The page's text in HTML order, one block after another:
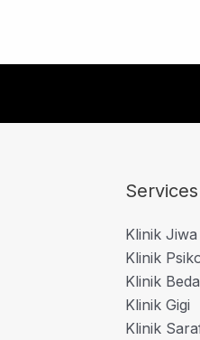
Services
Klinik Jiwa
Klinik
Klinik
Klinik Gigi
Klinik